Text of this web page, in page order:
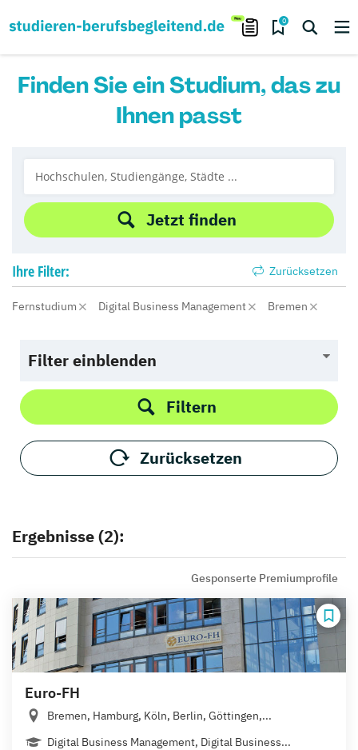
0
Finden Sie ein Studium, das zu
Ihnen passt
Jetzt finden
Ihre Filter: Zurücksetzen
Fernstudium Digital Business Management Bremen
Filter einblenden
Filtern
Zurücksetzen
Ergebnisse (2):
Gesponserte Premiumprofile
Euro-FH
Bremen, Hamburg, Köln, Berlin, Göttingen,...
Digital Business Management, Digital Business...